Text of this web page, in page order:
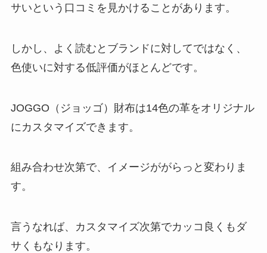
サいという口コミを見かけることがあります。
しかし、よく読むとブランドに対してではなく、
色使いに対する低評価がほとんどです。
JOGGO（ジョッゴ）財布は14色の革をオリジナル
にカスタマイズできます。
組み合わせ次第で、イメージががらっと変わりま
す。
言うなれば、カスタマイズ次第でカッコ良くもダ
サくもなります。